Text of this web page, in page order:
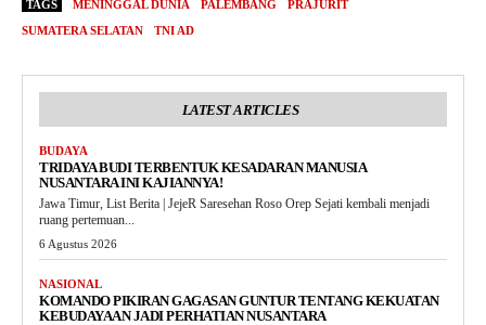
TAGS MENINGGAL DUNIA PALEMBANG
PRAJURIT
SUMATERA SELATAN
TNI AD
LATEST ARTICLES
BUDAYA
TRIDAYA BUDI TERBENTUK KESADARAN MANUSIA
NUSANTARA INI KAJIANNYA!
Jawa Timur, List Berita | JejeR Saresehan Roso Orep Sejati kembali menjadi
ruang pertemuan...
6 Agustus 2026
NASIONAL
KOMANDO PIKIRAN GAGASAN GUNTUR TENTANG KEKUATAN
KEBUDAYAAN JADI PERHATIAN NUSANTARA